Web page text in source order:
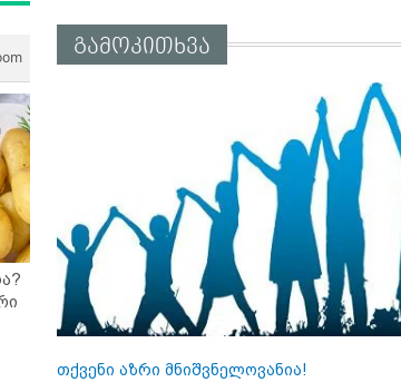
გამოკითხვა
თქვენი აზრი მნიშვნელოვანია!